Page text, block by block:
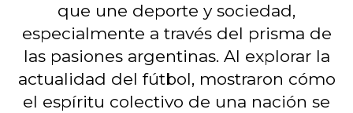
que une deporte y sociedad,
especialmente a través del prisma de
las pasiones argentinas. Al explorar la
actualidad del fútbol, mostraron cómo
el espíritu colectivo de una nación se